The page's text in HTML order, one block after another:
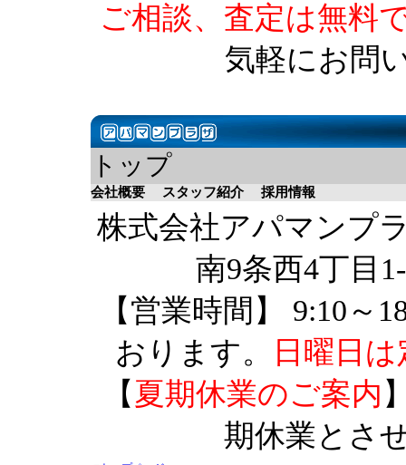
ご相談、査定は無料
気軽にお問
トップ
会社概要 スタッフ紹介 採用情報
株式会社アパマンプ
南9条西4丁目
【営業時間】 9:10～
おります。
日曜日
【 夏期休業のご案内
期休業とさ